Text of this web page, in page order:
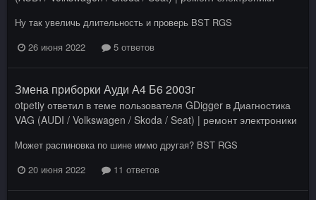
Ну так увеличь длительность и проверь BST RGS
26 июня 2022
5 ответов
Змена приборки Ауди А4 Б6 2003г
otpetiy ответил в теме пользователя GDigger в Диагностика
VAG (AUDI / Volkswagen / Skoda / Seat) | ремонт электроники
Может распиновка по шине иммо другая? BST RGS
20 июня 2022
11 ответов